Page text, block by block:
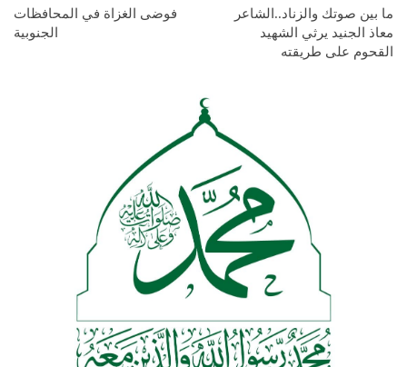
ما بين صوتك والزناد..الشاعر
معاذ الجنيد يرثي الشهيد
القحوم على طريقته
فوضى الغزاة في المحافظات
الجنوبية